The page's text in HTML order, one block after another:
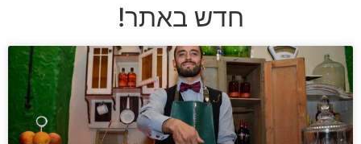
חדש באתר!